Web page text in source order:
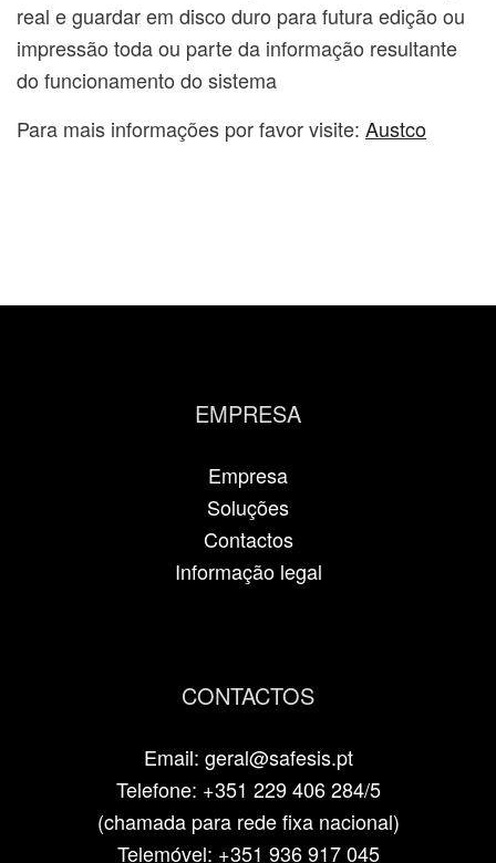
real e guardar em disco duro para futura edição ou
impressão toda ou parte da informação resultante
do funcionamento do sistema
Para mais informações por favor visite: Austco
EMPRESA
Empresa
Soluções
Contactos
Informação legal
CONTACTOS
Email: geral@safesis.pt
Telefone: +351 229 406 284/5
(chamada para rede fixa nacional)
Telemóvel: +351 936 917 045